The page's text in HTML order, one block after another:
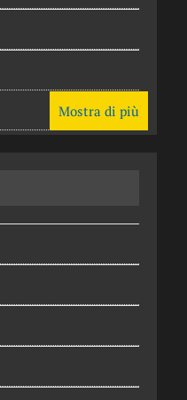
Mostra di più